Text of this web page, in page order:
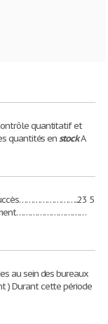
quantitatif et
quantités enstockA
succès……………………..23 5
au sein des bureaux
) Durant cette période